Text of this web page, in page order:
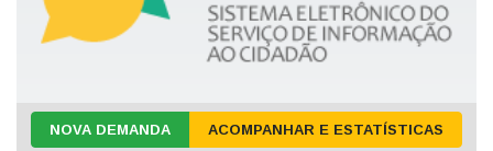
NOVA DEMANDA ACOMPANHAR E ESTATÍSTICAS